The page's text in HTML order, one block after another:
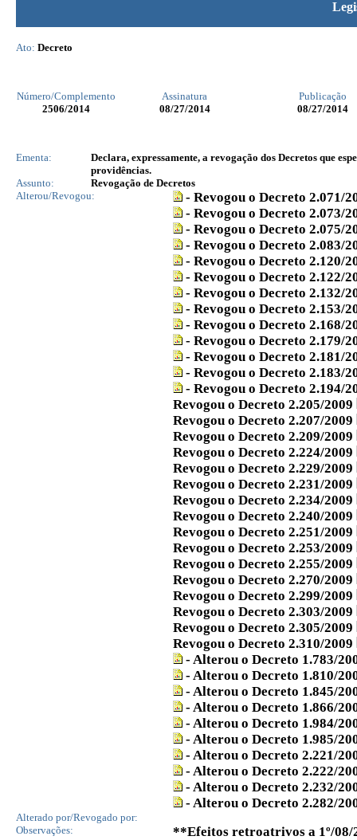
Ato: Decreto
Número/Complemento Assinatura
Publicação
2506/2014 08/27/2014 08/27/2014
Ementa:
Declara, expressamente, a revogação dos Decretos que
providências.
Assunto:
Revogação de Decretos
Alterou/Revogou:
- Revogou o Decreto 2.071/
- Revogou o Decreto 2.073/
- Revogou o Decreto 2.075/
- Revogou o Decreto 2.083/
- Revogou o Decreto 2.120/
- Revogou o Decreto 2.122/
- Revogou o Decreto 2.132/
- Revogou o Decreto 2.153/
- Revogou o Decreto 2.168/
- Revogou o Decreto 2.179/
- Revogou o Decreto 2.181/
- Revogou o Decreto 2.183/
- Revogou o Decreto 2.194/
Revogou o Decreto 2.205/2009
Revogou o Decreto 2.207/2009
Revogou o Decreto 2.209/2009
Revogou o Decreto 2.224/2009
Revogou o Decreto 2.229/2009
Revogou o Decreto 2.231/2009
Revogou o Decreto 2.234/2009
Revogou o Decreto 2.240/2009
Revogou o Decreto 2.251/2009
Revogou o Decreto 2.253/2009
Revogou o Decreto 2.255/2009
Revogou o Decreto 2.270/2009
Revogou o Decreto 2.299/2009
Revogou o Decreto 2.303/2009
Revogou o Decreto 2.305/2009
Revogou o Decreto 2.310/2009
- Alterou o Decreto 1.783/
- Alterou o Decreto 1.810/
- Alterou o Decreto 1.845/
- Alterou o Decreto 1.866/
- Alterou o Decreto 1.984/
- Alterou o Decreto 1.985/
- Alterou o Decreto 2.221/
- Alterou o Decreto 2.222/
- Alterou o Decreto 2.232/
- Alterou o Decreto 2.282/
Alterado por/Revogado por:
Observações:
**Efeitos retroatrivos a 1º/08/